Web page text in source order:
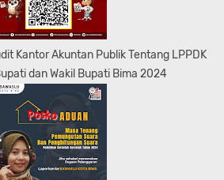
Kantor Akuntan Publik Tentang LPPDK
dan Wakil Bupati Bima 2024